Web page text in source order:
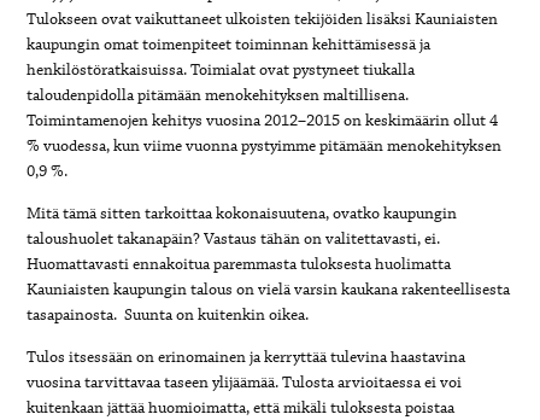
Tulokseen ovat vaikuttaneet ulkoisten tekijöiden lisäksi Kauniaisten
kaupungin omat toimenpiteet toiminnan kehittämisessä ja
henkilöstöratkaisuissa. Toimialat ovat pystyneet tiukalla
taloudenpidolla pitämään menokehityksen maltillisena.
Toimintamenojen kehitys vuosina 2012–2015 on keskimäärin ollut 4
% vuodessa, kun viime vuonna pystyimme pitämään menokehityksen
0,9 %.
Mitä tämä sitten tarkoittaa kokonaisuutena, ovatko kaupungin
taloushuolet takanapäin? Vastaus tähän on valitettavasti, ei.
Huomattavasti ennakoitua paremmasta tuloksesta huolimatta
Kauniaisten kaupungin talous on vielä varsin kaukana rakenteellisesta
tasapainosta. Suunta on kuitenkin oikea.
Tulos itsessään on erinomainen ja kerryttää tulevina haastavina
vuosina tarvittavaa taseen ylijäämää. Tulosta arvioitaessa ei voi
kuitenkaan jättää huomioimatta, että mikäli tuloksesta poistaa